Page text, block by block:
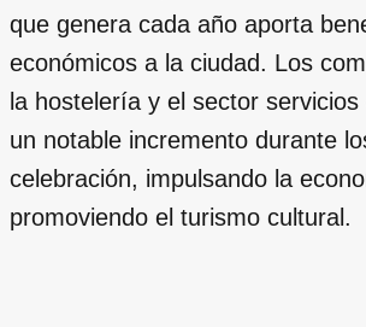
que genera cada año aporta
económicos a la ciudad. Los
la hostelería y el sector
un notable incremento durante
celebración, impulsando la
promoviendo el turismo cultural.